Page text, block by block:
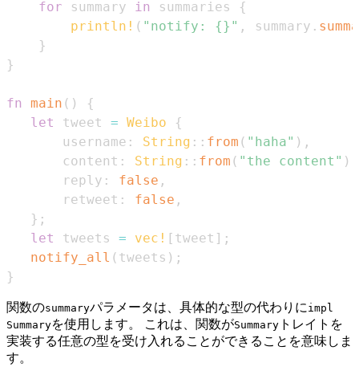
for summary in summaries
{
println! ( "notify: {}" , summary .
}
}
fn main ( )
{
let
tweet = Weibo
{
       username
: String :: from ( "haha" ) ,
       content
: String :: from ( "the content" )
       reply
: false ,
       retweet
: false ,
} ;
let
tweets = vec! [ tweet ] ;
notify_all ( tweets ) ;
}
関数のsummaryパラメータは、具体的な型の代わりに impl
Summaryを使用します。 これは、関数がSummary トレイトを
実装する任意の型を受け入れることができることを意味しま
す。